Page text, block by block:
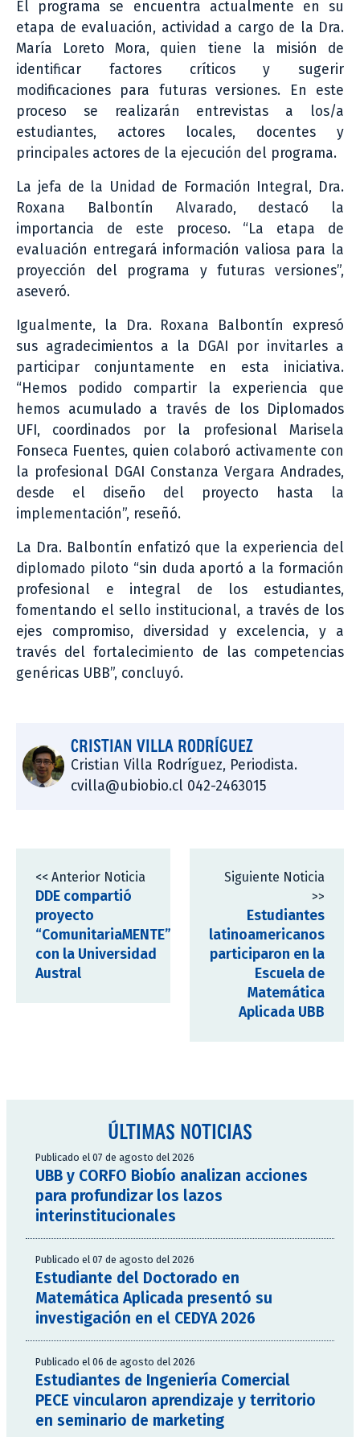
El programa se encuentra actualmente en su
etapa de evaluación, actividad a cargo de la Dra.
María Loreto Mora, quien tiene la misión de
identificar factores críticos y sugerir
modificaciones para futuras versiones. En este
proceso se realizarán entrevistas a los/a
estudiantes, actores locales, docentes y
principales actores de la ejecución del programa.
La jefa de la Unidad de Formación Integral, Dra.
Roxana Balbontín Alvarado, destacó la
importancia de este proceso. “La etapa de
evaluación entregará información valiosa para la
proyección del programa y futuras versiones”,
aseveró.
Igualmente, la Dra. Roxana Balbontín expresó
sus agradecimientos a la DGAI por invitarles a
participar conjuntamente en esta iniciativa.
“Hemos podido compartir la experiencia que
hemos acumulado a través de los Diplomados
UFI, coordinados por la profesional Marisela
Fonseca Fuentes, quien colaboró activamente con
la profesional DGAI Constanza Vergara Andrades,
desde el diseño del proyecto hasta la
implementación”, reseñó.
La Dra. Balbontín enfatizó que la experiencia del
diplomado piloto “sin duda aportó a la formación
profesional e integral de los estudiantes,
fomentando el sello institucional, a través de los
ejes compromiso, diversidad y excelencia, y a
través del fortalecimiento de las competencias
genéricas UBB”, concluyó.
CRISTIAN VILLA RODRÍGUEZ
Cristian Villa Rodríguez, Periodista.
cvilla@ubiobio.cl 042-2463015
<< Anterior Noticia
DDE compartió
proyecto
“ComunitariaMENTE”
con la Universidad
Austral
Siguiente Noticia
>>
Estudiantes
latinoamericanos
participaron en la
Escuela de
Matemática
Aplicada UBB
ÚLTIMAS NOTICIAS
Publicado el 07 de agosto del 2026
UBB y CORFO Biobío analizan acciones
para profundizar los lazos
interinstitucionales
Publicado el 07 de agosto del 2026
Estudiante del Doctorado en
Matemática Aplicada presentó su
investigación en el CEDYA 2026
Publicado el 06 de agosto del 2026
Estudiantes de Ingeniería Comercial
PECE vincularon aprendizaje y territorio
en seminario de marketing